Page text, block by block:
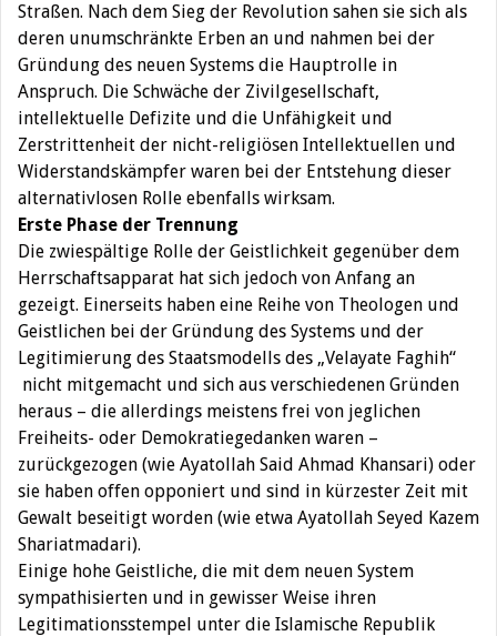
Straßen. Nach dem Sieg der Revolution sahen sie sich als
deren unumschränkte Erben an und nahmen bei der
Gründung des neuen Systems die Hauptrolle in
Anspruch. Die Schwäche der Zivilgesellschaft,
intellektuelle Defizite und die Unfähigkeit und
Zerstrittenheit der nicht-religiösen Intellektuellen und
Widerstandskämpfer waren bei der Entstehung dieser
alternativlosen Rolle ebenfalls wirksam.
Erste Phase der Trennung
Die zwiespältige Rolle der Geistlichkeit gegenüber dem
Herrschaftsapparat hat sich jedoch von Anfang an
gezeigt. Einerseits haben eine Reihe von Theologen und
Geistlichen bei der Gründung des Systems und der
Legitimierung des Staatsmodells des „Velayate Faghih“
nicht mitgemacht und sich aus verschiedenen Gründen
heraus – die allerdings meistens frei von jeglichen
Freiheits- oder Demokratiegedanken waren –
zurückgezogen (wie Ayatollah Said Ahmad Khansari) oder
sie haben offen opponiert und sind in kürzester Zeit mit
Gewalt beseitigt worden (wie etwa Ayatollah Seyed Kazem
Shariatmadari).
Einige hohe Geistliche, die mit dem neuen System
sympathisierten und in gewisser Weise ihren
Legitimationsstempel unter die Islamische Republik